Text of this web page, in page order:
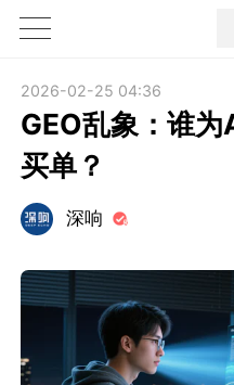
1X
2026-02-25 04:36
GEO乱象：谁
买单？
深响